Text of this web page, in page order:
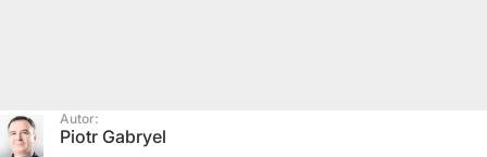
Autor:
Piotr Gabryel